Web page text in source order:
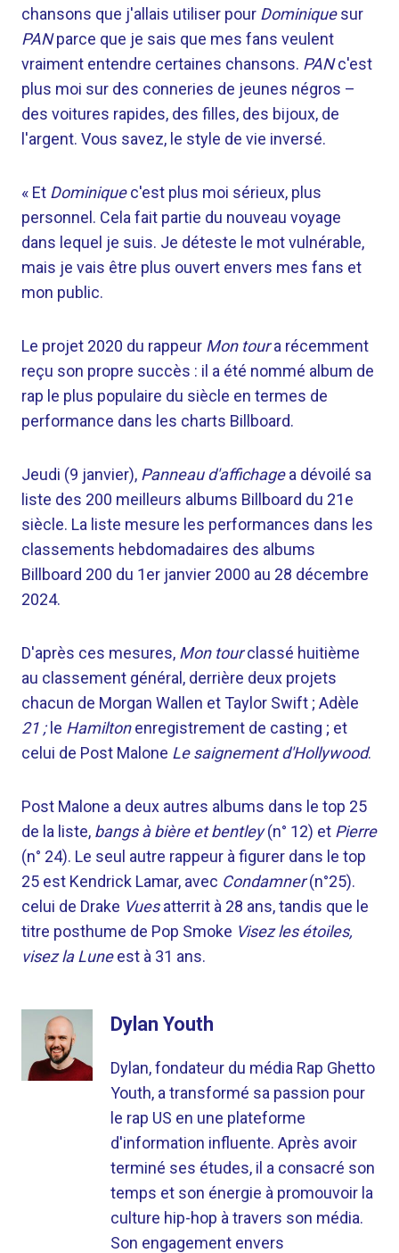
chansons que j'allais utiliser pour Dominiquesur
PANparce que je sais que mes fans veulent
vraiment entendre certaines chansons. PANc'est
plus moi sur des conneries de jeunes négros –
des voitures rapides, des filles, des bijoux, de
l'argent. Vous savez, le style de vie inversé.
« Et Dominiquec'est plus moi sérieux, plus
personnel. Cela fait partie du nouveau voyage
dans lequel je suis. Je déteste le mot vulnérable,
mais je vais être plus ouvert envers mes fans et
mon public.
Le projet 2020 du rappeur Mon toura récemment
reçu son propre succès : il a été nommé album de
rap le plus populaire du siècle en termes de
performance dans les charts Billboard.
Jeudi (9 janvier), Panneau d'affichagea dévoilé sa
liste des 200 meilleurs albums Billboard du 21e
siècle. La liste mesure les performances dans les
classements hebdomadaires des albums
Billboard 200 du 1er janvier 2000 au 28 décembre
2024.
D'après ces mesures, Mon tourclassé huitième
au classement général, derrière deux projets
chacun de Morgan Wallen et Taylor Swift ; Adèle
21 ;le Hamiltonenregistrement de casting ; et
celui de Post Malone Le saignement d'Hollywood.
Post Malone a deux autres albums dans le top 25
de la liste, bangs à bière et bentley(n° 12) et Pierre
(n° 24). Le seul autre rappeur à figurer dans le top
25 est Kendrick Lamar, avec Condamner(n°25).
celui de Drake Vuesatterrit à 28 ans, tandis que le
titre posthume de Pop Smoke Visez les étoiles,
visez la Luneest à 31 ans.
Dylan Youth
Dylan, fondateur du média Rap Ghetto
Youth, a transformé sa passion pour
le rap US en une plateforme
d'information influente. Après avoir
terminé ses études, il a consacré son
temps et son énergie à promouvoir la
culture hip-hop à travers son média.
Son engagement envers